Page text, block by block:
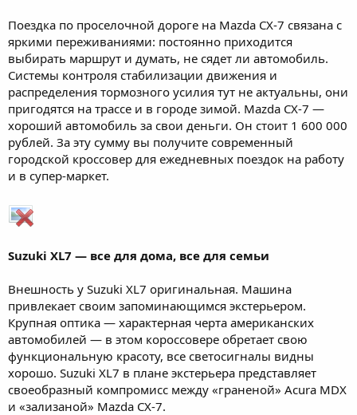
Поездка по проселочной дороге на Mazda CX-7 связана с
яркими переживаниями: постоянно приходится
выбирать маршрут и думать, не сядет ли автомобиль.
Системы контроля стабилизации движения и
распределения тормозного усилия тут не актуальны, они
пригодятся на трассе и в городе зимой. Mazda CX-7 —
хороший автомобиль за свои деньги. Он стоит 1 600 000
рублей. За эту сумму вы получите современный
городской кроссовер для ежедневных поездок на работу
и в супер-маркет.
Suzuki XL7 — все для дома, все для семьи
Внешность у Suzuki XL7 оригинальная. Машина
привлекает своим запоминающимся экстерьером.
Крупная оптика — характерная черта американских
автомобилей — в этом короссовере обретает свою
функциональную красоту, все светосигналы видны
хорошо. Suzuki XL7 в плане экстерьера представляет
своеобразный компромисс между «граненой» Acura MDX
и «зализаной» Mazda CX-7.